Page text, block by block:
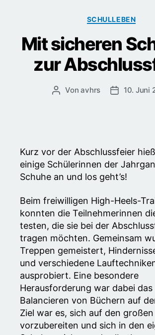
Kategorien
SCHULLEBEN
Mit sicheren
zur
Beitragsautor
Vonavhrs 10. Juni
Kurz vor der Abschlussfeier
einige Schülerinnen der
Schuhe an und los geht’s!
Beim freiwilligen High-Heels-
konnten die Teilnehmerinnen
testen, die sie bei der
tragen möchten. Gemeinsam
Treppen gemeistert,
und verschiedene
ausprobiert. Eine besondere
Herausforderung war dabei das
Balancieren von Büchern auf
Ziel war es, sich auf den
vorzubereiten und sich in den